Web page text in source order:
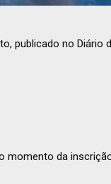
publicado no Diário
momento da